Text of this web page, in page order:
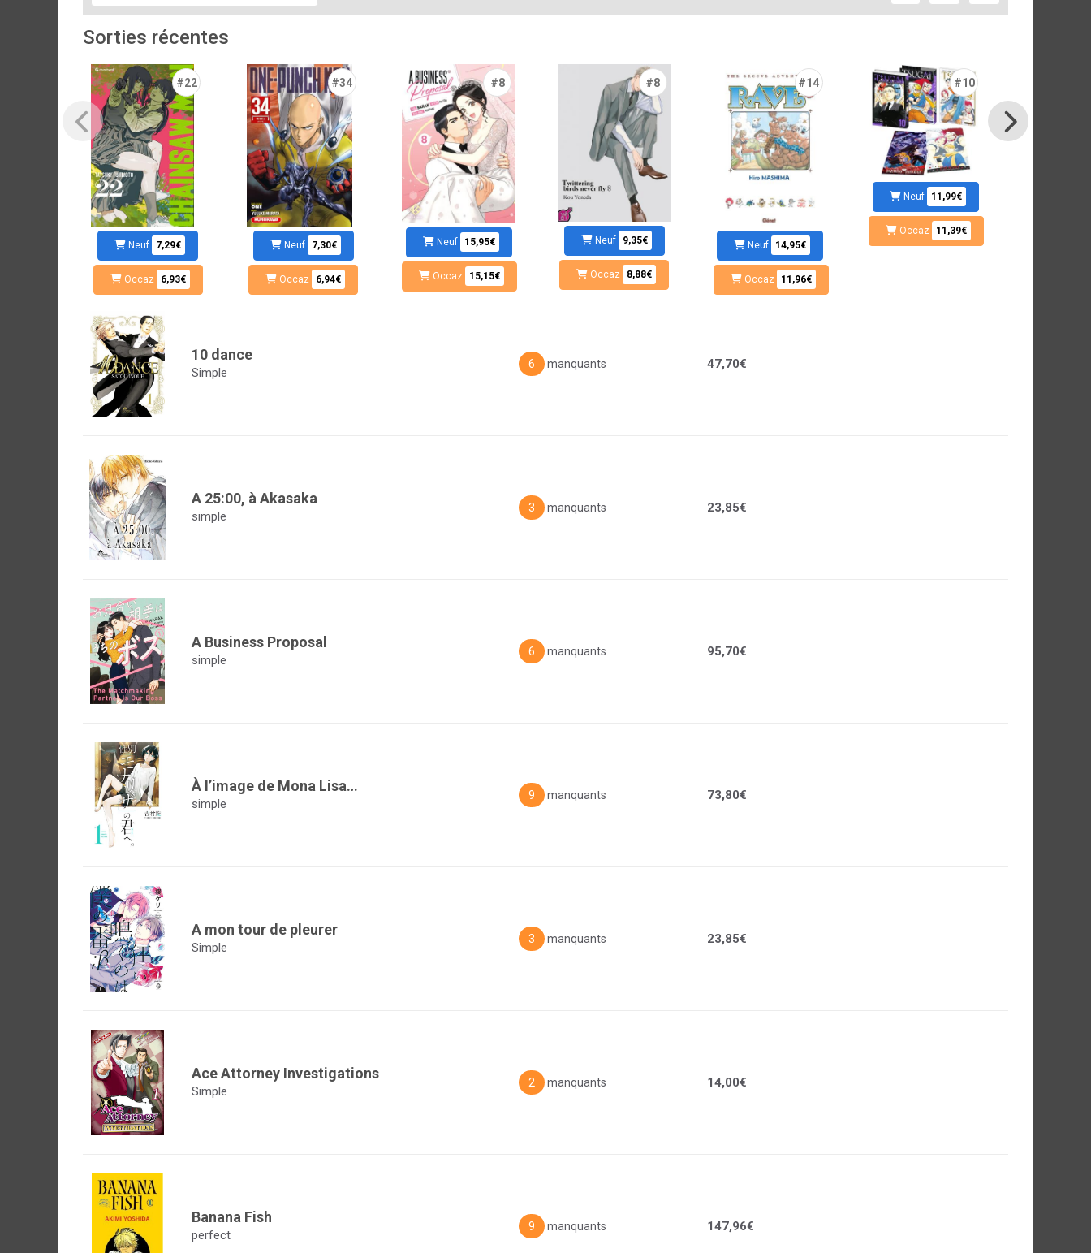
Sorties récentes
#22
Neuf 7,29€
Occaz 6,93€
#34
Neuf 7,30€
Occaz 6,94€
#8
Neuf 15,95€
Occaz 15,15€
#8
Neuf 9,35€
Occaz 8,88€
#14
Neuf 14,95€
Occaz 11,96€
#10
Neuf 11,99€
Occaz
11,39€
10 dance
Simple
6 manquants 47,70€
A 25:00, à Akasaka
simple
3 manquants 23,85€
A Business Proposal
simple
6 manquants 95,70€
À l’image de Mona Lisa…
simple
9 manquants 73,80€
A mon tour de pleurer
Simple
3 manquants 23,85€
Ace Attorney Investigations
Simple
2 manquants 14,00€
Banana Fish
perfect
9 manquants 147,96€